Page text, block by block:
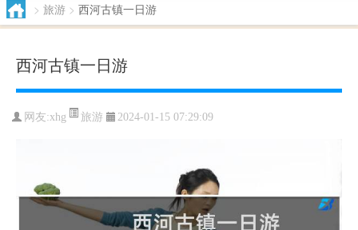
> 旅游 > 西河古镇一日游
西河古镇一日游
网友:xhg 旅游 2024-01-15 07:29:09